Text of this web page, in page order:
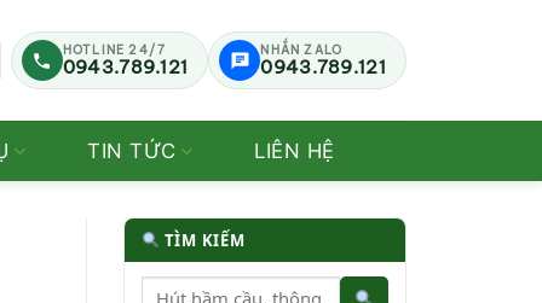
HOTLINE 24/7
0943.789.121
NHẮN ZALO
0943.789.121
TIN TỨC LIÊN HỆ
TÌM KIẾM